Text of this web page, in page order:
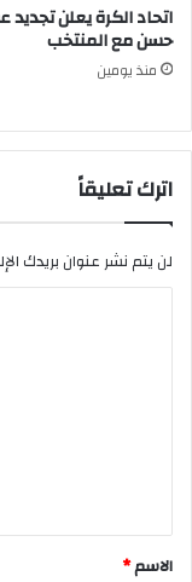
اتحاد الكرة يعلن
حسن مع المنتخب
منذ يومين
اترك تعليقاً
لن يتم نشر عنوان بريدك
*
الاسم*